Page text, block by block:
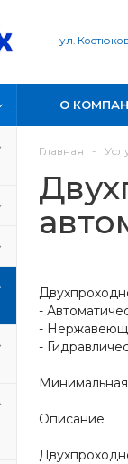
ул.
О
Главная -
-
-
-
Описание